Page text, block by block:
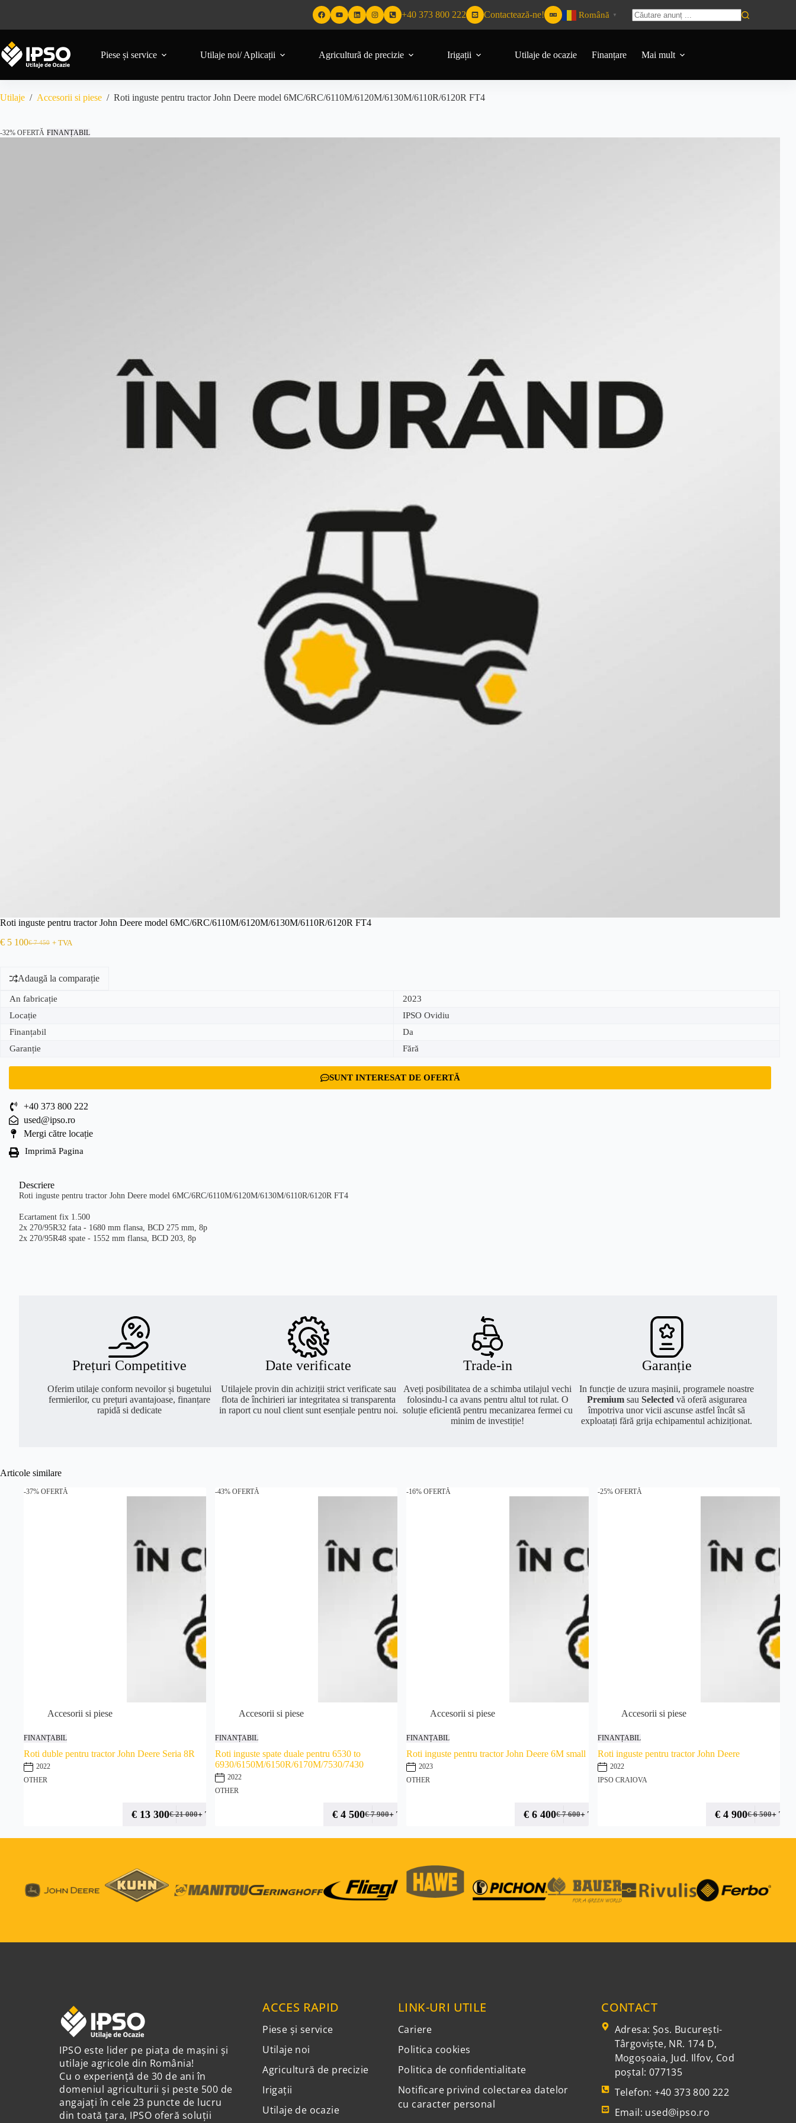
+40 373 800 222 Contactează-ne! Română ▼
Piese și service Utilaje noi/ Aplicații Agriculturã de precizie Irigații Utilaje de ocazie Finanțare Mai mult
Utilaje / Accesorii si piese / Roti inguste pentru tractor John Deere model 6MC/6RC/6110M/6120M/6130M/6110R/6120R FT4
-32% OFERTĂ FINANȚABIL
Roti inguste pentru tractor John Deere model 6MC/6RC/6110M/6120M/6130M/6110R/6120R FT4
€7 450
€ 5 100 + TVA
Adaugă la comparație
An fabricație
2023
Locație
IPSO Ovidiu
Finanțabil
Da
Garanție
Fără
SUNT INTERESAT DE OFERTĂ
+40 373 800 222
used@ipso.ro
Mergi către locație
Imprimă Pagina
Descriere
Roti inguste pentru tractor John Deere model 6MC/6RC/6110M/6120M/6130M/6110R/6120R FT4
Ecartament fix 1.500
2x 270/95R32 fata - 1680 mm flansa, BCD 275 mm, 8p
2x 270/95R48 spate - 1552 mm flansa, BCD 203, 8p
Prețuri Competitive
Oferim utilaje conform nevoilor și bugetului
fermierilor, cu prețuri avantajoase, finanțare
rapidă si dedicate
Date verificate
Utilajele provin din achiziții strict verificate sau
flota de închirieri iar integritatea si transparenta
in raport cu noul client sunt esențiale pentru noi.
Trade-in
Aveți posibilitatea de a schimba utilajul vechi
folosindu-l ca avans pentru altul tot rulat. O
soluție eficientă pentru mecanizarea fermei cu
minim de investiție!
Garanție
In funcție de uzura mașinii, programele noastre
Premiumsau Selectedvă oferă asigurarea
împotriva unor vicii ascunse astfel încât să
exploatați fără grija echipamentul achiziționat.
Articole similare
-37% OFERTĂ
Accesorii si piese
FINANȚABIL
Roti duble pentru tractor John Deere Seria 8R
2022
OTHER
€21 000
€ 13 300 + TVA
-43% OFERTĂ
Accesorii si piese
FINANȚABIL
Roti inguste spate duale pentru 6530 to
6930/6150M/6150R/6170M/7530/7430
2022
OTHER
€7 900
€ 4 500 + TVA
-16% OFERTĂ
Accesorii si piese
FINANȚABIL
Roti inguste pentru tractor John Deere 6M small
2023
OTHER
€7 600
€ 6 400 + TVA
-25% OFERTĂ
Accesorii si piese
FINANȚABIL
Roti inguste pentru tractor John Deere
2022
IPSO CRAIOVA
€6 500
€ 4 900 + TVA
IPSO este lider pe piața de mașini și
utilaje agricole din România!
Cu o experiență de 30 de ani în
domeniul agriculturii și peste 500 de
angajați în cele 23 puncte de lucru
din toată țara, IPSO oferă soluții
ACCES RAPID
Piese și service
Utilaje noi
Agricultură de precizie
Irigații
Utilaje de ocazie
LINK-URI UTILE
Cariere
Politica cookies
Politica de confidentialitate
Notificare privind colectarea datelor
cu caracter personal
CONTACT
Adresa: Şos. Bucureşti-
Târgovişte, NR. 174 D,
Mogoşoaia, Jud. Ilfov, Cod
poștal: 077135
Telefon: +40 373 800 222
Email: used@ipso.ro